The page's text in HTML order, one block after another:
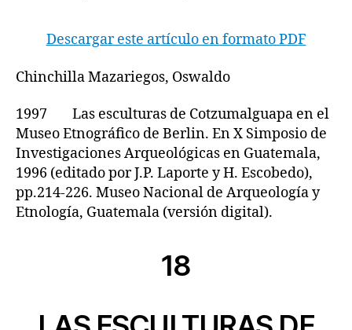
Descargar este artículo en formato PDF
Chinchilla Mazariegos, Oswaldo
1997 Las esculturas de Cotzumalguapa en el
Museo Etnográfico de Berlin. En X Simposio de
Investigaciones Arqueológicas en Guatemala,
1996 (editado por J.P. Laporte y H. Escobedo),
pp.214-226. Museo Nacional de Arqueología y
Etnología, Guatemala (versión digital).
18